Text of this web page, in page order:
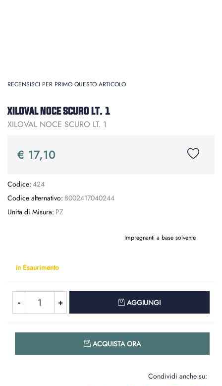
RECENSISCI PER PRIMO QUESTO ARTICOLO
XILOVAL NOCE SCURO LT. 1
XILOVAL NOCE SCURO LT. 1
€ 17,10
Codice: 424
Codice alternativo: 8002417040244
Unita di Misura: PZ
Impregnanti a base solvente
In Esaurimento
AGGIUNGI
ACQUISTA ORA
Condividi anche su: